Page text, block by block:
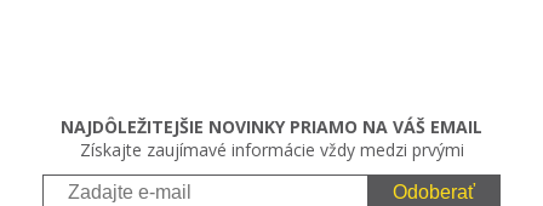
NAJDÔLEŽITEJŠIE NOVINKY PRIAMO NA VÁŠ EMAIL
Získajte zaujímavé informácie vždy medzi prvými
Odoberať